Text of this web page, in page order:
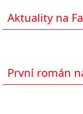
Aktuality na
První román